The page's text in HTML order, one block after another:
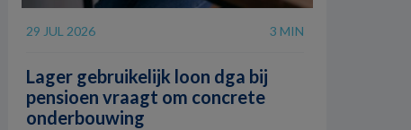
29 JUL 2026 3 MIN
Lager gebruikelijk loon dga bij
pensioen vraagt om concrete
onderbouwing